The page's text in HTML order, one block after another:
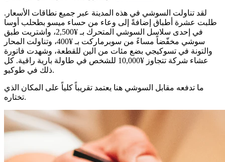
لقد تناولت السوشي في هذه المدينة عبر جميع نطاقات الأسعار.
طلبت عشرة أطباق إضافةً إلى وعاء من حساء ميسو بطحلب أوسا
في إحدى سلاسل السوشي المتحرك بـ ¥2,500، واشتريت طبق
سوشي مخفّضاً مساءً من سوبرماركت بـ ¥400، وتناولت المحار
والتونة في تسوكيجي بضع مئات من الين للقطعة، وشهدت فاتورة
عشاء شركة تتجاوز ¥10,000 للشخص في طاولة بارية راقية. كل
ذلك في طوكيو.
ما تدفعه مقابل السوشي هنا يعتمد تقريباً كلياً على المكان الذي
تختاره.